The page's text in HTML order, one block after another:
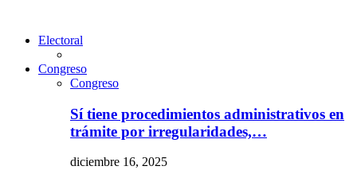
Electoral
Congreso
Congreso
Sí tiene procedimientos administrativos en
trámite por irregularidades,…
diciembre 16, 2025